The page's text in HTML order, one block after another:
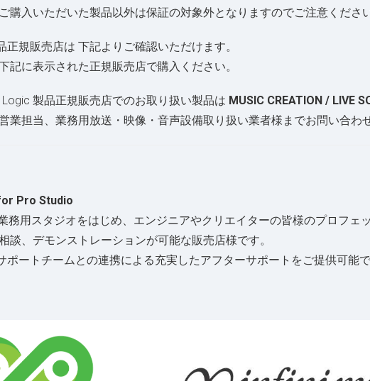
購入いただいた製品以外は保証の対象外となりますのでご注意ください
正規販売店は 下記よりご確認いただけます。
記に表示された正規販売店で購入ください。
製品正規販売店でのお取り扱い製品は MUSIC CREATION / LIVE
業担当、業務用放送・映像・音声設備取り扱い業者様までお問い合わ
Pro Studio
務用スタジオをはじめ、エンジニアやクリエイターの皆様のプロフ
談、デモンストレーションが可能な販売店様です。
ポートチームとの連携による充実したアフターサポートをご提供可能で